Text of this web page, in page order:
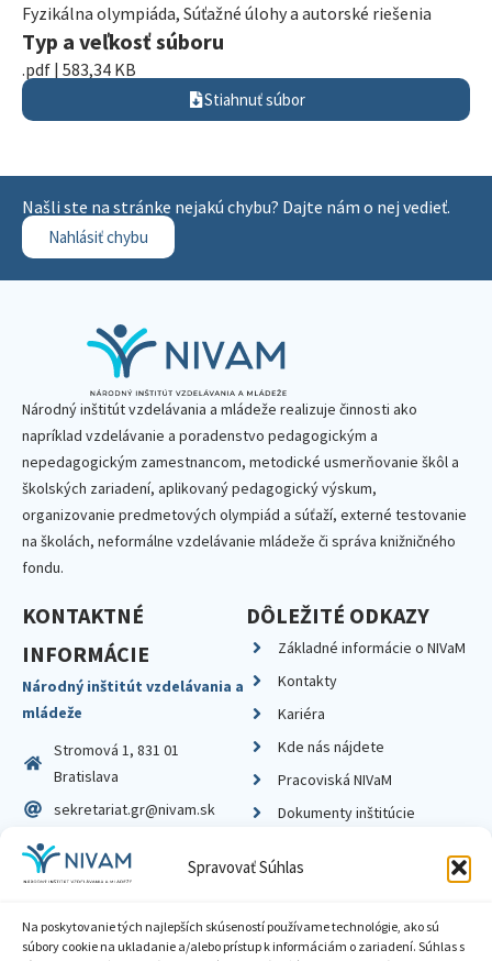
Spravovať Súhlas
Na poskytovanie tých najlepších skúseností používame technológie, ako sú
súbory cookie na ukladanie a/alebo prístup k informáciám o zariadení. Súhlas s
Fyzikálna olympiáda, Súťažné úlohy a autorské riešenia
Typ a veľkosť súboru
.pdf | 583,34 KB
Stiahnuť súbor
Našli ste na stránke nejakú chybu? Dajte nám o nej vedieť.
Nahlásiť chybu
Národný inštitút vzdelávania a mládeže realizuje činnosti ako
napríklad vzdelávanie a poradenstvo pedagogickým a
nepedagogickým zamestnancom, metodické usmerňovanie škôl a
školských zariadení, aplikovaný pedagogický výskum,
organizovanie predmetových olympiád a súťaží, externé testovanie
na školách, neformálne vzdelávanie mládeže či správa knižničného
fondu.
KONTAKTNÉ
INFORMÁCIE
Národný inštitút vzdelávania a
mládeže
Stromová 1, 831 01
Bratislava
sekretariat.gr@nivam.sk
IČO: 00164348
DIČ: 2020798714
DÔLEŽITÉ ODKAZY
Základné informácie o NIVaM
Kontakty
Kariéra
Kde nás nájdete
Pracoviská NIVaM
Dokumenty inštitúcie